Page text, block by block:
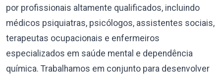
por profissionais altamente qualificados, incluindo
médicos psiquiatras, psicólogos, assistentes sociais,
terapeutas ocupacionais e enfermeiros
especializados em saúde mental e dependência
química. Trabalhamos em conjunto para desenvolver